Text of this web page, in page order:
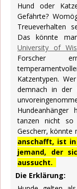
Hund oder
Gefährte?
Treueverhalten
Das könnte
University of
Forscher
Katzentypen.
demnach in der
tanzen nicht
Gescherr, könnte
anschafft, ist
jemand, der
aussucht.
Die Erklärung: